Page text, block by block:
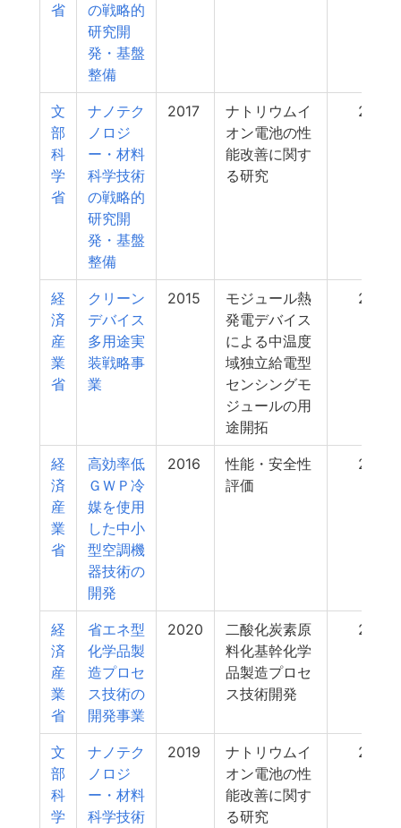
省
の戦略的
研究開
発・基盤
整備
文
部
科
学
省
ナノテク
ノロジ
ー・材料
科学技術
の戦略的
研究開
発・基盤
整備
2017
ナトリウムイ
オン電池の性
能改善に関す
る研究
25
経
済
産
業
省
クリーン
デバイス
多用途実
装戦略事
業
2015
モジュール熱
発電デバイス
による中温度
域独立給電型
センシングモ
ジュールの用
途開拓
24
経
済
産
業
省
高効率低
ＧＷＰ冷
媒を使用
した中小
型空調機
器技術の
開発
2016
性能・安全性
評価
23
経
済
産
業
省
省エネ型
化学品製
造プロセ
ス技術の
開発事業
2020
二酸化炭素原
料化基幹化学
品製造プロセ
ス技術開発
22
文
部
科
学
ナノテク
ノロジ
ー・材料
科学技術
2019
ナトリウムイ
オン電池の性
能改善に関す
る研究
22